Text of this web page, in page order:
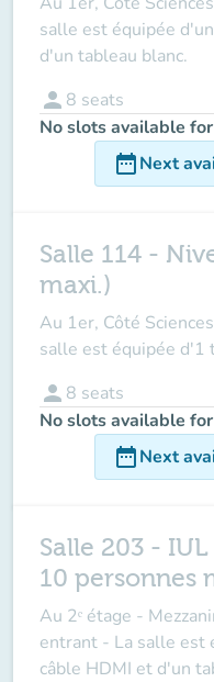
salle est équipée
d'un tableau blanc.
person 8 seats
No slots available
date_rangeNext
Salle 114 -
maxi.)
Au 1er, Côté
salle est équipée d'1
person 8 seats
No slots available
date_rangeNext
Salle 203 -
10 personnes
Au 2ᵉ étage -
entrant - La salle est
câble HDMI et d'un